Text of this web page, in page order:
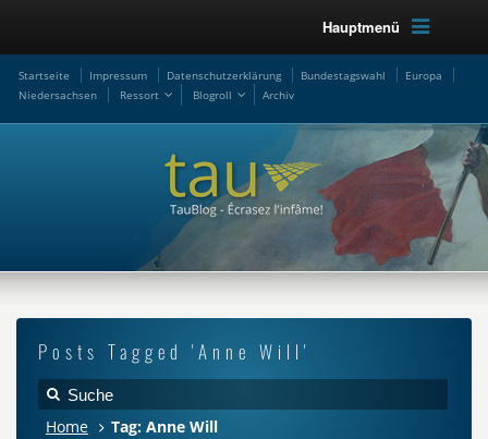
Hauptmenü
Startseite Impressum Datenschutzerklärung Bundestagswahl
Europa
Niedersachsen
Ressort Blogroll Archiv
Posts Tagged 'Anne Will'
Home Tag: Anne Will